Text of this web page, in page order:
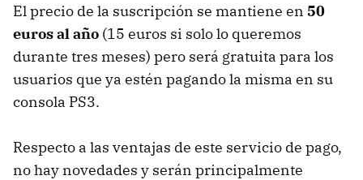
El precio de la suscripción se mantiene en 50
euros al año (15 euros si solo lo queremos
durante tres meses) pero será gratuita para los
usuarios que ya estén pagando la misma en su
consola PS3.
Respecto a las ventajas de este servicio de pago,
no hay novedades y serán principalmente